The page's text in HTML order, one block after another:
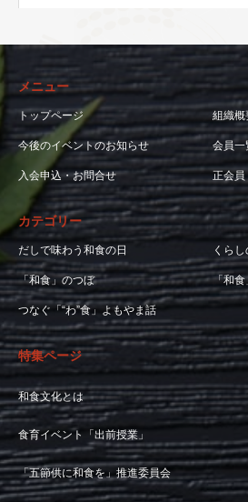
メニュー
トップページ 組織概
今後のイベントのお知らせ 会員一
入会申込・お問合せ 正会員
カテゴリー
だしで味わう和食の日 くら
「和食」のつぼ 「和食
つなぐ「“わ”食」よもやま話
特集ページ
和食文化とは
食育イベント「出前授業」
「五節供に和食を」推進委員会